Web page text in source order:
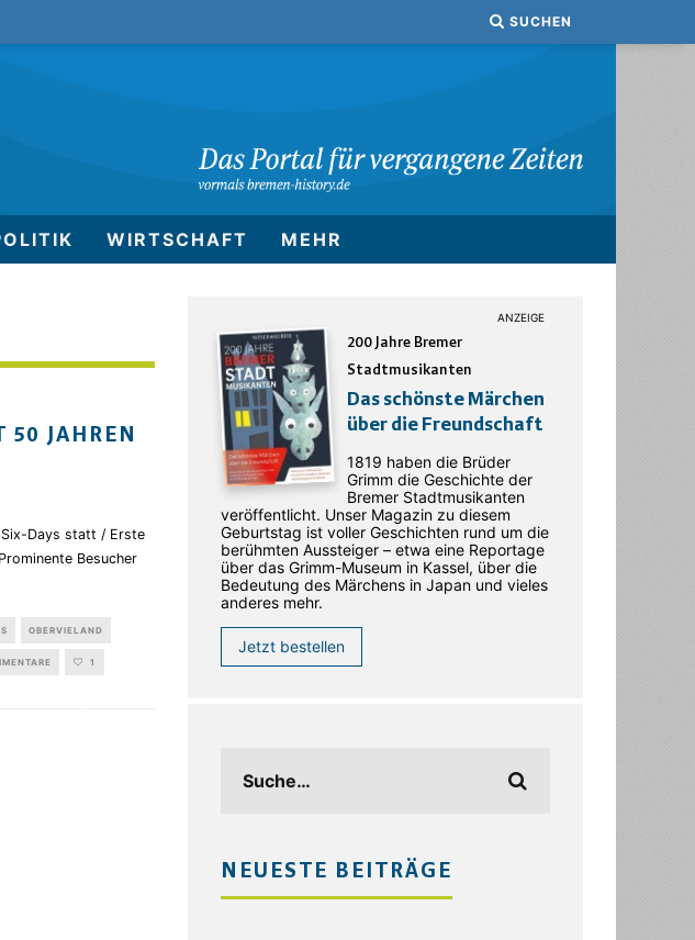
SUCHEN
WIRTSCHAFT MEHR
50 JAHREN
Six-Days statt / Erste
Besucher
OBERVIELAND
1
200 Jahre Bremer
Stadtmusikanten
Das schönste Märchen
über die Freundschaft
1819 haben die Brüder
Grimm die Geschichte der
Bremer Stadtmusikanten
veröffentlicht. Unser Magazin zu diesem
Geburtstag ist voller Geschichten rund um die
berühmten Aussteiger – etwa eine Reportage
über das Grimm-Museum in Kassel, über die
Bedeutung des Märchens in Japan und vieles
anderes mehr.
Jetzt bestellen
NEUESTE BEITRÄGE